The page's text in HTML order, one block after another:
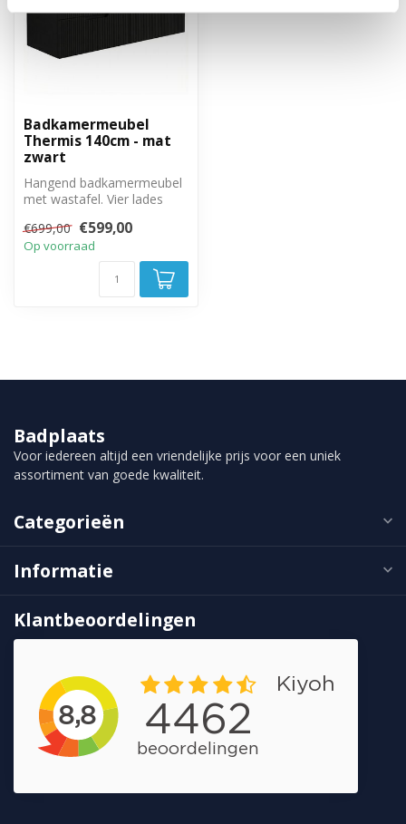
Badkamermeubel
Thermis 140cm - mat
zwart
Hangend badkamermeubel
met wastafel. Vier lades
€699,00 €599,00
Op voorraad
Badplaats
Voor iedereen altijd een vriendelijke prijs voor een uniek
assortiment van goede kwaliteit.
Categorieën
Informatie
Klantbeoordelingen